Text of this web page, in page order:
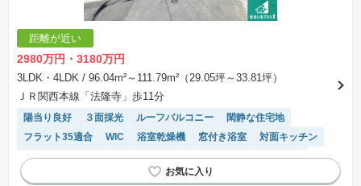
手付金など）は名目のいかんに関わらず、全て返却されます。
※課税対象物件の「価格」や「費用等」は消費税込みの「総額表示」で統一しています。
※「本体価格」とは、課税対象物件においては「消費税を除いた建物価格」と「土地価格」の
合計額を指します。
表示されておりません。
※取引にかかる費用：物件の契約手続き、決済、引き渡し時にかかる費用を表示しています。
不動産会社によって表記有無が異なるため、ご自身で十分な確認をしていただくようにお願い
いたします。
場合があります。
距離が近い
2980万円・3180万円
3LDK・4LDK / 96.04m²～111.79m²（29.05坪～33.81坪）
ＪＲ関西本線「法隆寺」歩11分
陽当り良好 ３面採光 ルーフバルコニー
閑静な住宅地
フラット35適合
WIC 浴室乾燥機 窓付き浴室
対面キッチン
システムキッチン
長期優良住宅
モニター付きインターホン
温水洗浄便座
トイレ2個以上